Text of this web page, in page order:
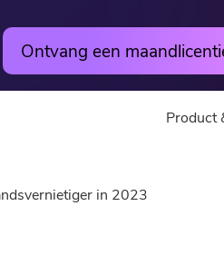
Ontvang een
Product
in 2023